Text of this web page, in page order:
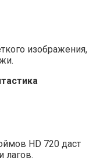
изображения,
HD 720 даст
лагов.